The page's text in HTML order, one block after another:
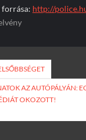
forrása: http://
AZ AUTÓPÁLYÁN:
OKOZOTT!